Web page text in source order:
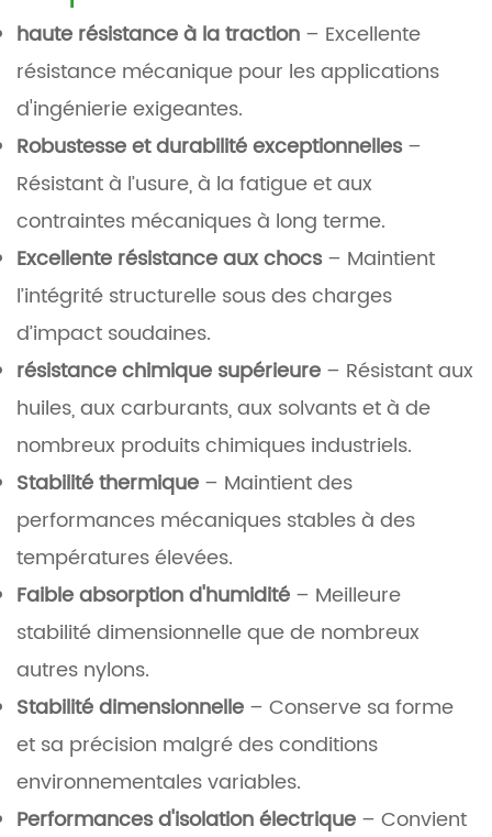
haute résistance à la traction – Excellente
résistance mécanique pour les applications
d'ingénierie exigeantes.
Robustesse et durabilité exceptionnelles –
Résistant à l’usure, à la fatigue et aux
contraintes mécaniques à long terme.
Excellente résistance aux chocs – Maintient
l’intégrité structurelle sous des charges
d’impact soudaines.
résistance chimique supérieure – Résistant aux
huiles, aux carburants, aux solvants et à de
nombreux produits chimiques industriels.
Stabilité thermique – Maintient des
performances mécaniques stables à des
températures élevées.
Faible absorption d'humidité – Meilleure
stabilité dimensionnelle que de nombreux
autres nylons.
Stabilité dimensionnelle – Conserve sa forme
et sa précision malgré des conditions
environnementales variables.
Performances d'isolation électrique – Convient